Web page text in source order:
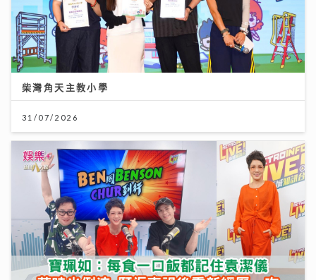
柴灣角天主教小學
31/07/2026